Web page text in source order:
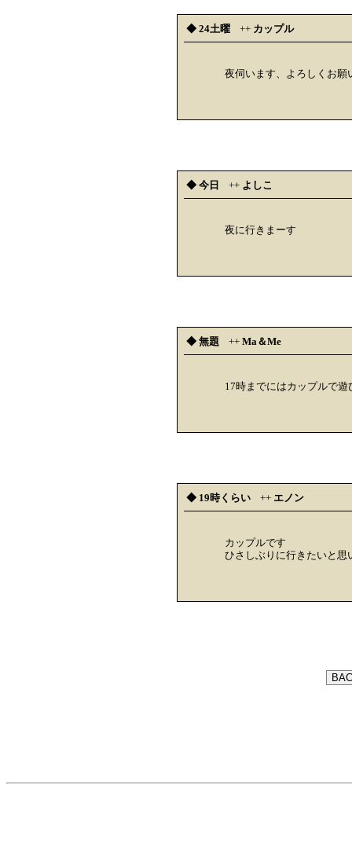
◆ 24土曜 ++ カップル
夜伺います、よろしくお願
◆ 今日 ++ よしこ
夜に行きまーす
◆ 無題 ++ Ma＆Me
17時までにはカップルで遊
◆ 19時くらい ++ エノン
カップルです
ひさしぶりに行きたいと思